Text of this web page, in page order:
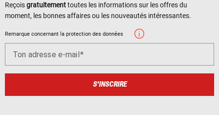
Reçoisgratuitementtoutes les informations sur les offres du
moment, les bonnes affaires ou les nouveautés intéressantes.
Remarque concernant la protection des données
Ton adresse e-mail
S'INSCRIRE